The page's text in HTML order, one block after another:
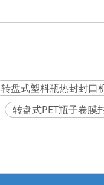
转盘式塑料瓶热封封口
转盘式PET瓶子卷膜